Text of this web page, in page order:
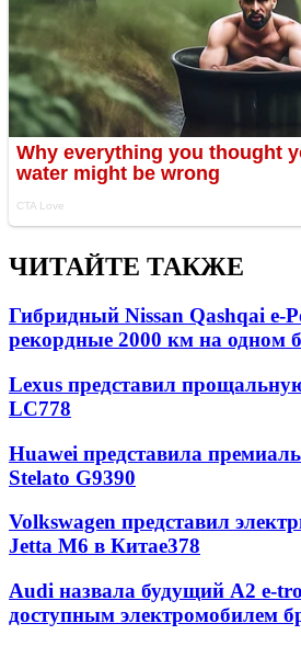
ЧИТАЙТЕ ТАКЖЕ
Гибридный Nissan Qashqai e-
рекордные 2000 км на одном
Lexus представил
LC778
Huawei представила
Stelato G9390
Volkswagen представил
Jetta M6 в Китае378
Audi назвала будущий A2 e-
доступным электромобилем